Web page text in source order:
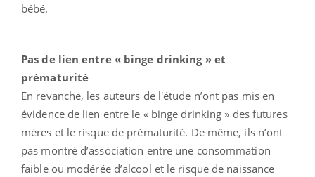
bébé.
Pas de lien entre « binge drinking » et
prématurité
En revanche, les auteurs de l'étude n’ont pas mis en
évidence de lien entre le « binge drinking » des futures
mères et le risque de prématurité. De même, ils n’ont
pas montré d’association entre une consommation
faible ou modérée d’alcool et le risque de naissance